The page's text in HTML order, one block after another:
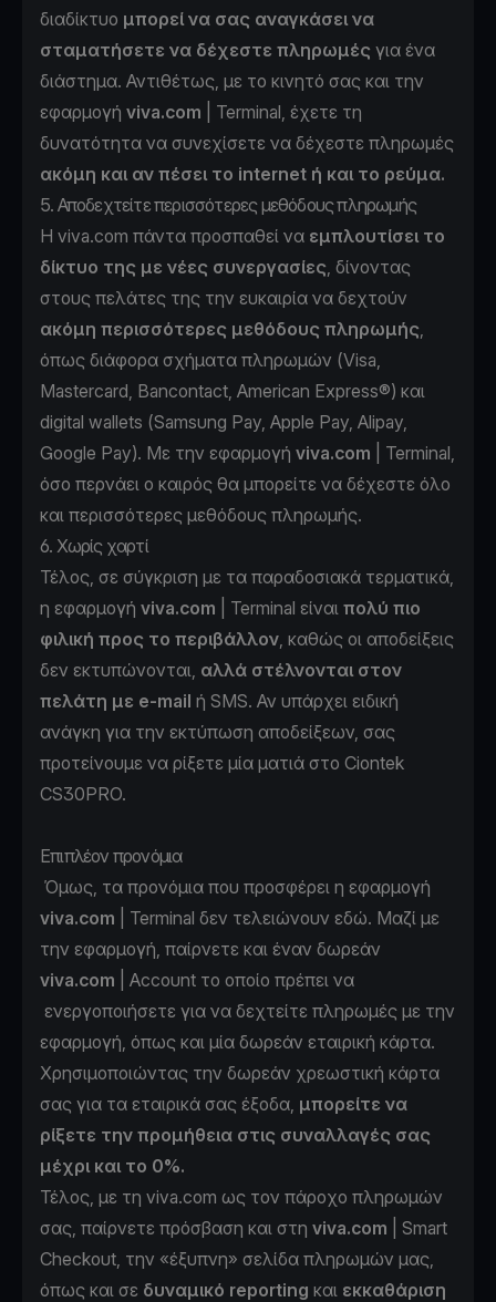
διαδίκτυο μπορεί να σας αναγκάσει να
σταματήσετε να δέχεστε πληρωμές για ένα
διάστημα. Αντιθέτως, με το κινητό σας και την
εφαρμογή viva.com | Terminal, έχετε τη
δυνατότητα να συνεχίσετε να δέχεστε πληρωμές
ακόμη και αν πέσει το internet ή και το ρεύμα.
5. Αποδεχτείτε περισσότερες μεθόδους πληρωμής
Η viva.com πάντα προσπαθεί να εμπλουτίσει το
δίκτυο της με νέες συνεργασίες, δίνοντας
στους πελάτες της την ευκαιρία να δεχτούν
ακόμη περισσότερες μεθόδους πληρωμής,
όπως διάφορα σχήματα πληρωμών (Visa,
Mastercard, Bancontact, American Express®) και
digital wallets (Samsung Pay, Apple Pay, Alipay,
Google Pay). Με την εφαρμογή viva.com | Terminal,
όσο περνάει ο καιρός θα μπορείτε να δέχεστε όλο
και περισσότερες μεθόδους πληρωμής.
6. Χωρίς χαρτί
Τέλος, σε σύγκριση με τα παραδοσιακά τερματικά,
η εφαρμογή viva.com | Terminal είναι πολύ πιο
φιλική προς το περιβάλλον, καθώς οι αποδείξεις
δεν εκτυπώνονται, αλλά στέλνονται στον
πελάτη με e-mail ή SMS. Αν υπάρχει ειδική
ανάγκη για την εκτύπωση αποδείξεων, σας
προτείνουμε να ρίξετε μία ματιά στο Ciontek
CS30PRO.
Επιπλέον προνόμια
Όμως, τα προνόμια που προσφέρει η εφαρμογή
viva.com | Terminal δεν τελειώνουν εδώ. Μαζί με
την εφαρμογή, παίρνετε και έναν δωρεάν
viva.com | Account το οποίο πρέπει να
ενεργοποιήσετε για να δεχτείτε πληρωμές με την
εφαρμογή, όπως και μία δωρεάν εταιρική κάρτα.
Χρησιμοποιώντας την δωρεάν χρεωστική κάρτα
σας για τα εταιρικά σας έξοδα, μπορείτε να
ρίξετε την προμήθεια στις συναλλαγές σας
μέχρι και το 0%.
Τέλος, με τη viva.com ως τον πάροχο πληρωμών
σας, παίρνετε πρόσβαση και στη viva.com | Smart
Checkout, την «έξυπνη» σελίδα πληρωμών μας,
όπως και σε δυναμικό reporting και εκκαθάριση